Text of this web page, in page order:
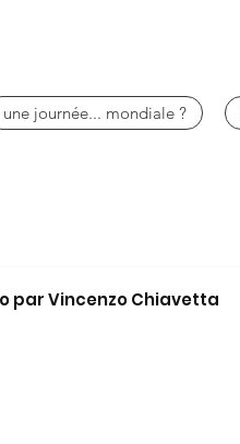
une journée... mondiale ?
par Vincenzo Chiavetta